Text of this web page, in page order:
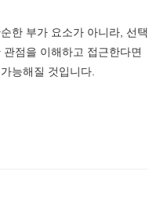
한 부가 요소가 아니라, 선택
점을 이해하고 접근한다면
능해질 것입니다.